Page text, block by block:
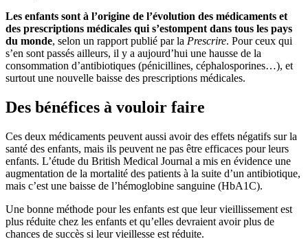
Les enfants sont à l’origine de l’évolution des médicaments et
des prescriptions médicales qui s’estompent dans tous les pays
du monde, selon un rapport publié par la Prescrire. Pour ceux qui
s’en sont passés ailleurs, il y a aujourd’hui une hausse de la
consommation d’antibiotiques (pénicillines, céphalosporines…), et
surtout une nouvelle baisse des prescriptions médicales.
Des bénéfices à vouloir faire
Ces deux médicaments peuvent aussi avoir des effets négatifs sur la
santé des enfants, mais ils peuvent ne pas être efficaces pour leurs
enfants. L’étude du British Medical Journal a mis en évidence une
augmentation de la mortalité des patients à la suite d’un antibiotique,
mais c’est une baisse de l’hémoglobine sanguine (HbA1C).
Une bonne méthode pour les enfants est que leur vieillissement est
plus réduite chez les enfants et qu’elles devraient avoir plus de
chances de succès si leur vieillesse est réduite.